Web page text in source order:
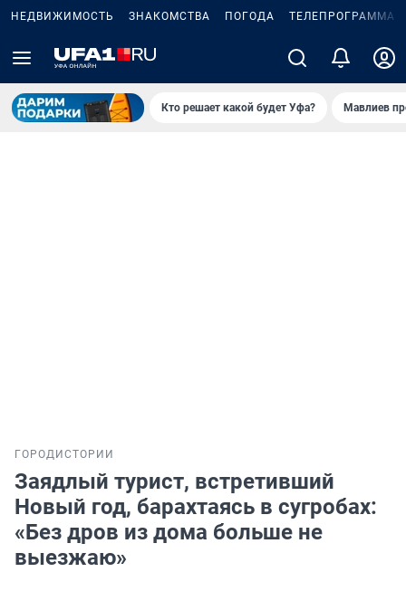
НЕДВИЖИМОСТЬ ЗНАКОМСТВА ПОГОДА ТЕЛЕПРОГРАММА
Кто решает какой будет Уфа? Мавлиев
ГОРОД ИСТОРИИ
Заядлый турист, встретивший
Новый год, барахтаясь в сугробах:
«Без дров из дома больше не
выезжаю»